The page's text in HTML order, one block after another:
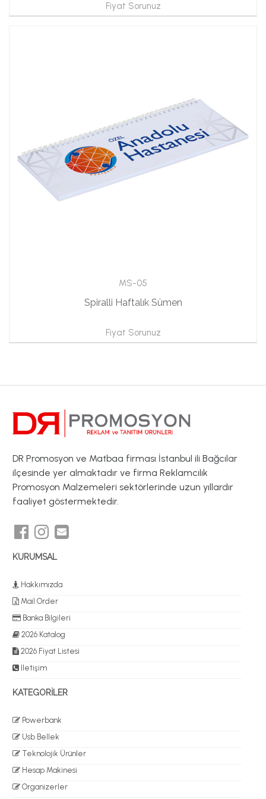
Fiyat Sorunuz
MS-05
Spiralli Haftalık Sümen
Fiyat Sorunuz
DR Promosyon ve Matbaa firması İstanbul ili Bağcılar
ilçesinde yer almaktadır ve firma Reklamcılık
Promosyon Malzemeleri sektörlerinde uzun yıllardır
faaliyet göstermektedir.
KURUMSAL
Hakkımızda
Mail Order
Banka Bilgileri
2026 Katalog
2026 Fiyat Listesi
İletişim
KATEGORİLER
Powerbank
Usb Bellek
Teknolojik Ürünler
Hesap Makinesi
Organizerler